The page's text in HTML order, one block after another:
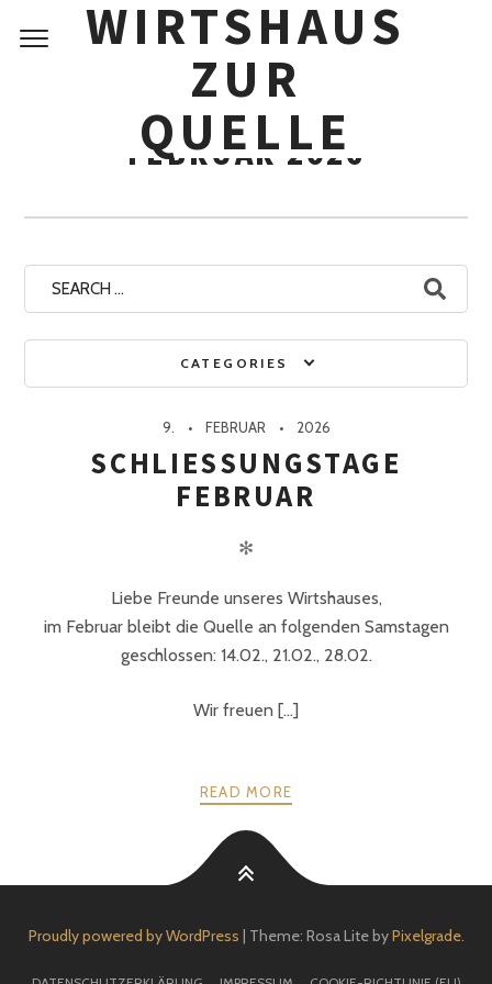
WIRTSHAUS
ZUR
QUELLE
Monthly Archives:
FEBRUAR 2026
CATEGORIES
Search
for:
9. FEBRUAR 2026
SCHLIESSUNGSTAGE F
EBRUAR
✻
Liebe Freunde unseres Wirtshauses,
im Februar bleibt die Quelle an folgenden Samstagen
geschlossen: 14.02., 21.02., 28.02.
Wir freuen [...]
READ MORE
Proudly powered by WordPress | Theme: Rosa Lite byPixelgrade.